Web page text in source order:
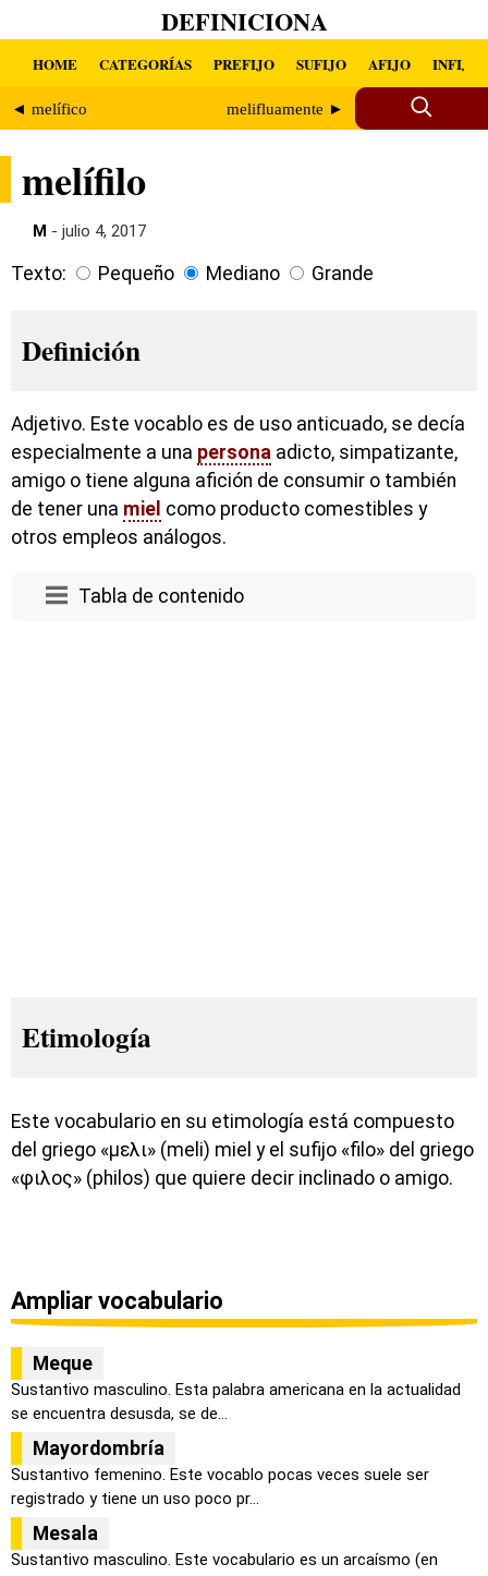
DEFINICIONA
HOME CATEGORÍAS PREFIJO SUFIJO AFIJO INFIJO
◄ melífico melifluamente ►
melífilo
M - julio 4, 2017
Texto: Pequeño Mediano Grande
Definición
Adjetivo. Este vocablo es de uso anticuado, se decía
especialmente a una persona adicto, simpatizante,
amigo o tiene alguna afición de consumir o también
de tener una miel como producto comestibles y
otros empleos análogos.
Tabla de contenido
Etimología
Este vocabulario en su etimología está compuesto
del griego «μελι» (meli) miel y el sufijo «filo» del griego
«φιλος» (philos) que quiere decir inclinado o amigo.
Ampliar vocabulario
Meque
Sustantivo masculino. Esta palabra americana en la actualidad
se encuentra desusda, se de...
Mayordombría
Sustantivo femenino. Este vocablo pocas veces suele ser
registrado y tiene un uso poco pr...
Mesala
Sustantivo masculino. Este vocabulario es un arcaísmo (en